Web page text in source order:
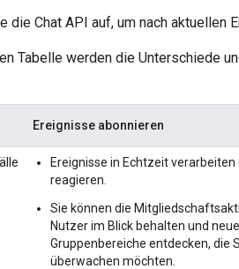
die Chat API auf, um nach aktuellen
Tabelle werden die Unterschiede
Ereignisse abonnieren
Ereignisse in Echtzeit
reagieren.
Sie können die
Nutzer im Blick behalten und neue
Gruppenbereiche entdecken, die
überwachen möchten.